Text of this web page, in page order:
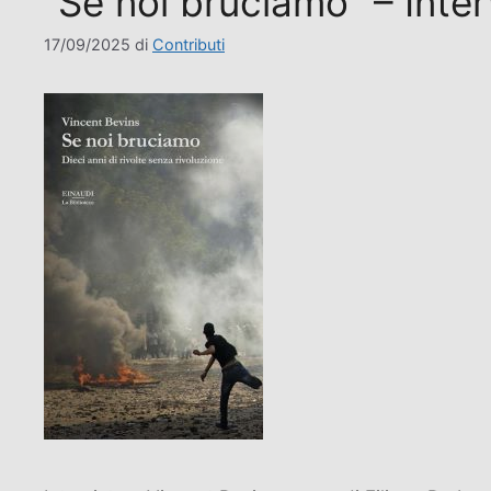
17/09/2025 di Contributi